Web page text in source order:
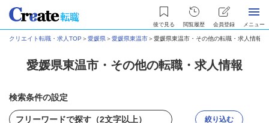
後で見る 閲覧履歴 会員登録 メニュー
クリエイト転職・求人TOP ＞愛媛県＞愛媛県東温市＞愛媛県東温市・その他の転職・求人情報
愛媛県東温市・その他の転職・求人情報
検索条件の設定
絞り込む